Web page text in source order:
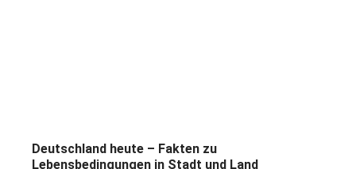
Deutschland heute – Fakten zu
Lebensbedingungen in Stadt und Land